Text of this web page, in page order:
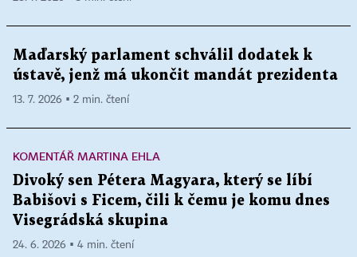
Maďarský parlament schválil dodatek k
ústavě, jenž má ukončit mandát prezidenta
13. 7. 2026 ▪ 2 min. čtení
KOMENTÁŘ MARTINA EHLA
Divoký sen Pétera Magyara, který se líbí
Babišovi s Ficem, čili k čemu je komu dnes
Visegrádská skupina
24. 6. 2026 ▪ 4 min. čtení